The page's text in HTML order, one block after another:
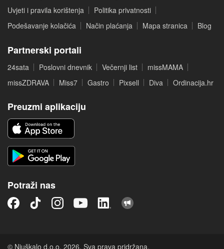
Uvjeti i pravila korištenja
Politika privatnosti
Podešavanje kolačića
Način plaćanja Mapa stranica Blog
Partnerski portali
24sata Poslovni dnevnik Večernji list
missMAMA
missZDRAVA
Miss7 Gastro Pixsell Diva Ordinacija.hr
Preuzmi aplikaciju
Potraži nas
© Njuškalo d.o.o. 2026. Sva prava pridržana.